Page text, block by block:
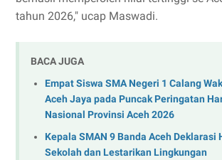
tahun 2026," ucap Maswadi.
BACA JUGA
Empat Siswa SMA Negeri 1 Calang
Aceh Jaya pada Puncak Peringatan
Nasional Provinsi Aceh 2026
Kepala SMAN 9 Banda Aceh Deklarasi
Sekolah dan Lestarikan Lingkungan